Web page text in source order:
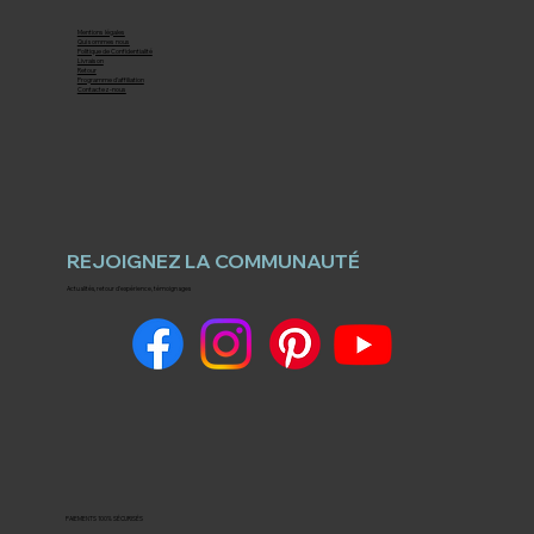
Mentions légales
Qui sommes nous
Politique de Confidentialité
Livraison
Retour
Programme d'affiliation
Contactez-nous
REJOIGNEZ LA COMMUNAUTÉ
Actualités, retour d'expérience, témoignages
PAIEMENTS 100% SÉCURISÉS